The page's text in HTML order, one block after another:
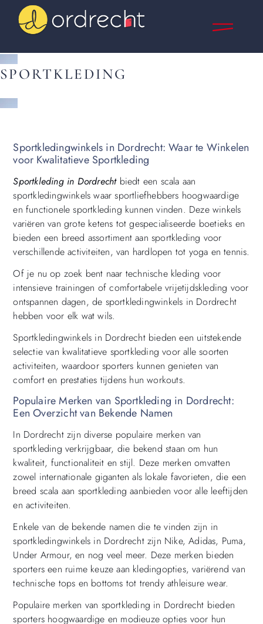
SPORTKLEDING
Sportkledingwinkels in Dordrecht: Waar te Winkelen
voor Kwalitatieve Sportkleding
Sportkleding in Dordrechtbiedt een scala aan
sportkledingwinkels waar sportliefhebbers hoogwaardige
en functionele sportkleding kunnen vinden. Deze winkels
variëren van grote ketens tot gespecialiseerde boetieks en
bieden een breed assortiment aan sportkleding voor
verschillende activiteiten, van hardlopen tot yoga en tennis.
Of je nu op zoek bent naar technische kleding voor
intensieve trainingen of comfortabele vrijetijdskleding voor
ontspannen dagen, de sportkledingwinkels in Dordrecht
hebben voor elk wat wils.
Sportkledingwinkels in Dordrecht bieden een uitstekende
selectie van kwalitatieve sportkleding voor alle soorten
activiteiten, waardoor sporters kunnen genieten van
comfort en prestaties tijdens hun workouts.
Populaire Merken van Sportkleding in Dordrecht:
Een Overzicht van Bekende Namen
In Dordrecht zijn diverse populaire merken van
sportkleding verkrijgbaar, die bekend staan om hun
kwaliteit, functionaliteit en stijl. Deze merken omvatten
zowel internationale giganten als lokale favorieten, die een
breed scala aan sportkleding aanbieden voor alle leeftijden
en activiteiten.
Enkele van de bekende namen die te vinden zijn in
sportkledingwinkels in Dordrecht zijn Nike, Adidas, Puma,
Under Armour, en nog veel meer. Deze merken bieden
sporters een ruime keuze aan kledingopties, variërend van
technische tops en bottoms tot trendy athleisure wear.
Populaire merken van sportkleding in Dordrecht bieden
sporters hoogwaardige en modieuze opties voor hun